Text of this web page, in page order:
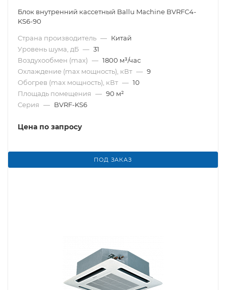
Блок внутренний кассетный Ballu Machine BVRFC4-
KS6-90
Страна производитель — Китай
Уровень шума, дБ — 31
Воздухообмен (max) — 1800 м³/час
Охлаждение (max мощность), кВт — 9
Обогрев (max мощность), кВт — 10
Площадь помещения — 90 м²
Серия — BVRF-KS6
Цена по запросу
ПОД ЗАКАЗ